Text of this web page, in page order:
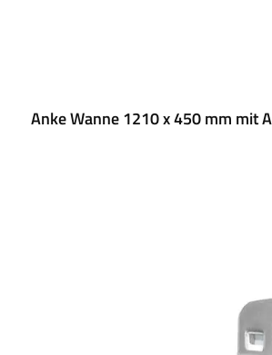
Anke Wanne 1210 x 450 mm mit